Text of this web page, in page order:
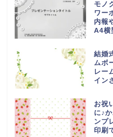
モノ
ワー
内報
A4横
結婚
ムボ
レー
イン
お祝
に♪
ンプ
印刷